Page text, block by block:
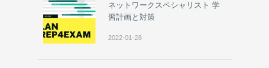
ネットワークスペシャリスト 学
習計画と対策
2022-01-28